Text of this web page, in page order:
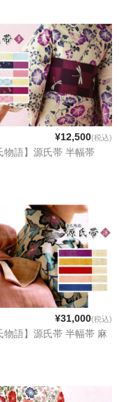
¥12,500(税込)
物語】源氏帯 半幅帯
¥31,000(税込)
物語】源氏帯 半幅帯 麻